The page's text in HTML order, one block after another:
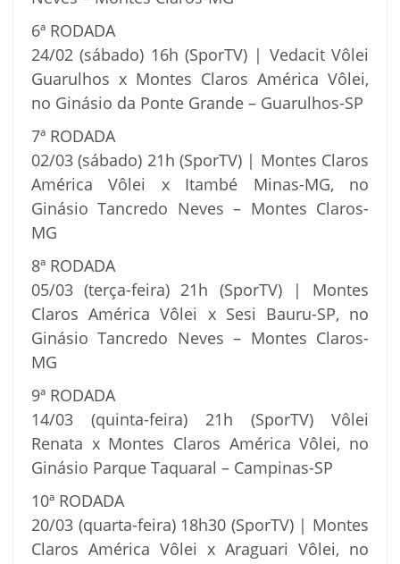
6ª RODADA
24/02 (sábado) 16h (SporTV) | Vedacit Vôlei
Guarulhos x Montes Claros América Vôlei,
no Ginásio da Ponte Grande – Guarulhos-SP
7ª RODADA
02/03 (sábado) 21h (SporTV) | Montes Claros
América Vôlei x Itambé Minas-MG, no
Ginásio Tancredo Neves – Montes Claros-
MG
8ª RODADA
05/03 (terça-feira) 21h (SporTV) | Montes
Claros América Vôlei x Sesi Bauru-SP, no
Ginásio Tancredo Neves – Montes Claros-
MG
9ª RODADA
14/03 (quinta-feira) 21h (SporTV) Vôlei
Renata x Montes Claros América Vôlei, no
Ginásio Parque Taquaral – Campinas-SP
10ª RODADA
20/03 (quarta-feira) 18h30 (SporTV) | Montes
Claros América Vôlei x Araguari Vôlei, no